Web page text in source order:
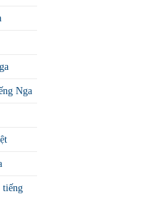
Nga
tiếng